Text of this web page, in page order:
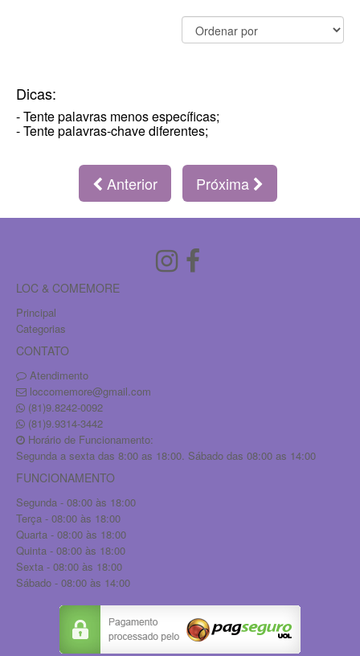
Dicas:
- Tente palavras menos específicas;
- Tente palavras-chave diferentes;
Anterior Próxima
LOC & COMEMORE
Principal
Categorias
CONTATO
Atendimento
loccomemore@gmail.com
(81)9.8242-0092
(81)9.9314-3442
Horário de Funcionamento:
Segunda a sexta das 8:00 as 18:00. Sábado das 08:00 as 14:00
FUNCIONAMENTO
Segunda - 08:00 às 18:00
Terça - 08:00 às 18:00
Quarta - 08:00 às 18:00
Quinta - 08:00 às 18:00
Sexta - 08:00 às 18:00
Sábado - 08:00 às 14:00